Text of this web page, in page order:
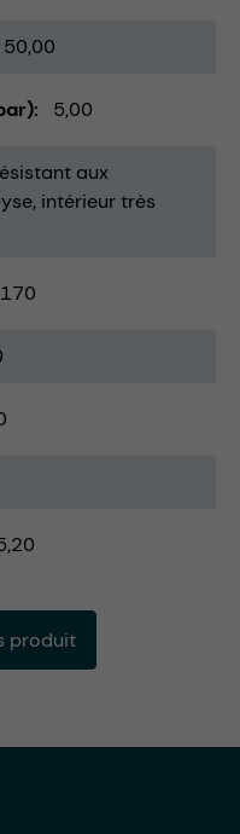
50,00
5,00
aux
intérieur très
170
produit